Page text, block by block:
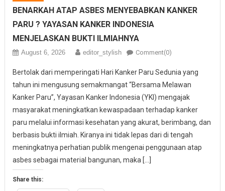
BENARKAH ATAP ASBES MENYEBABKAN KANKER
PARU ? YAYASAN KANKER INDONESIA
MENJELASKAN BUKTI ILMIAHNYA
August 6, 2026 editor_stylish Comment(0)
Bertolak dari memperingati Hari Kanker Paru Sedunia yang
tahun ini mengusung semakmangat “Bersama Melawan
Kanker Paru”, Yayasan Kanker Indonesia (YKI) mengajak
masyarakat meningkatkan kewaspadaan terhadap kanker
paru melalui informasi kesehatan yang akurat, berimbang, dan
berbasis bukti ilmiah. Kiranya ini tidak lepas dari di tengah
meningkatnya perhatian publik mengenai penggunaan atap
asbes sebagai material bangunan, maka […]
Share this: